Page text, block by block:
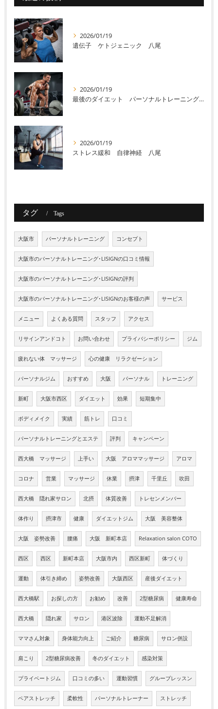
2026/01/19
遺伝子 ケトジェニック 八尾
2026/01/19
最後のダイエット パーソナルトレーニング 八尾
2026/01/19
ストレス緩和 自律神経 八尾
タグ Tags
大阪市 パーソナルトレーニング コンセプト
大阪市のパーソナルトレーニング･LISIGNの口コミ情報
大阪市のパーソナルトレーニング･LISIGNの評判
大阪市のパーソナルトレーニング･LISIGNのお客様の声 サービス
メニュー よくある質問 スタッフ アクセス
リサインアンドコト お問い合わせ プライバシーポリシー ジム
疲れない体 マッサージ 心の健康 リラクゼーション
パーソナルジム おすすめ 大阪 パーソナル トレーニング
新町 大阪市西区 ダイエット 効果 短期集中
ボディメイク 実績 筋トレ 口コミ
パーソナルトレーニングとエステ 評判 キャンペーン
西大橋 マッサージ 上手い 大阪 アロママッサージ アロマ
コロナ 営業 マッサージ 休業 摂津 千里丘 吹田
西大橋 隠れ家サロン 北摂 体質改善 トレセンメンバー
体作り 摂津市 健康 ダイエットジム 大阪 美容整体
大阪 姿勢改善 腰痛 大阪 新町本店 Relaxation salon COTO
西区 西区 新町本店 大阪市内 西区新町 体づくり
運動 体引き締め 姿勢改善 大阪西区 産後ダイエット
西大橋駅 お探しの方 お勧め 改善 2型糖尿病 健康寿命
西大橋 隠れ家 サロン 港区波除 運動不足解消
ママさん対象 身体能力向上 ご紹介 糖尿病 サロン併設
肩こり 2型糖尿病改善 冬のダイエット 感染対策
プライベートジム 口コミの多い 運動習慣 グループレッスン
ペアストレッチ 柔軟性 パーソナルトレーナー ストレッチ